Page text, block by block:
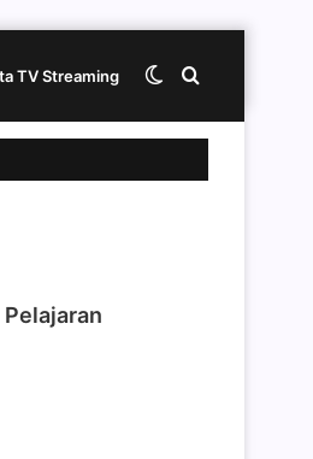
TV Streaming Cari
Switch